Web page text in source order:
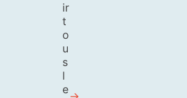
ir
t
o
u
s
l
e